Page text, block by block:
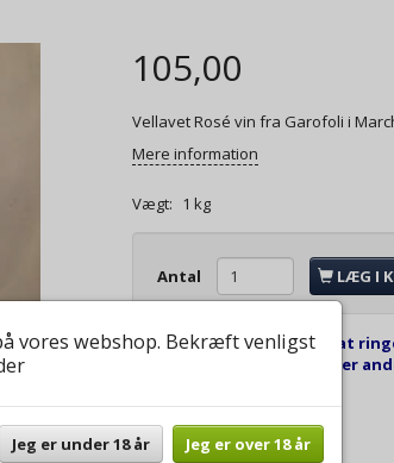
105,00
Vellavet Rosé vin fra Garofoli i
Mere information
Vægt: 1 kg
Antal LÆG I
Du er altid velkommen til at
spørgsmål til bestilling eller
vores webshop. Bekræft venligst
Jeg er under 18 år Jeg er over 18 år